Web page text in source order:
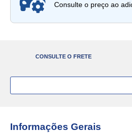
Consulte o preço ao
CONSULTE O FRETE
Informações Gerais